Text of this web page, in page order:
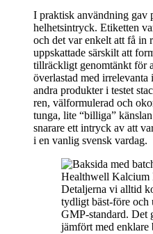
I praktisk användning gav
helhetsintryck. Etiketten
och det var enkelt att få in
uppskattade särskilt att
tillräckligt genomtänkt för
överlastad med
andra produkter i testet
ren, välformulerad och
tunga, lite “billiga”
snarare ett intryck av att
i en vanlig svensk vardag.
Detaljerna vi alltid
tydligt bäst-före
GMP-standard. Det
jämfört med enklare